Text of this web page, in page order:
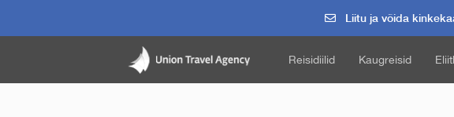
Liitu ja võida
Reisidiilid Kaugreisid